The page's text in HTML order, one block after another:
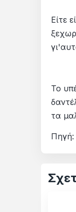
Είτε
Το
τα
Πηγή: